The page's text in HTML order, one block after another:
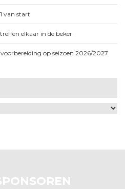
van start
elkaar in de beker
voorbereiding op seizoen 2026/2027